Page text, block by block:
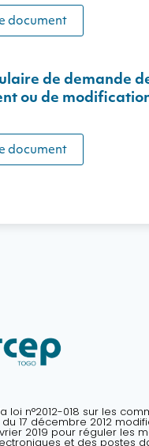
document
de demande
ou de
document
la loi n°2012-018 sur les
17 décembre 2012
2019 pour réguler les
et des postes